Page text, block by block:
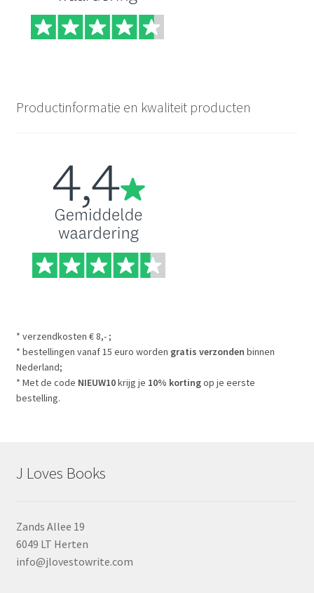
Productinformatie en kwaliteit producten
* verzendkosten € 8,- ;
* bestellingen vanaf 15 euro worden gratis verzonden binnen
Nederland;
* Met de code NIEUW10krijg je 10% kortingop je eerste
bestelling.
J Loves Books
Zands Allee 19
6049 LT Herten
info@jlovestowrite.com